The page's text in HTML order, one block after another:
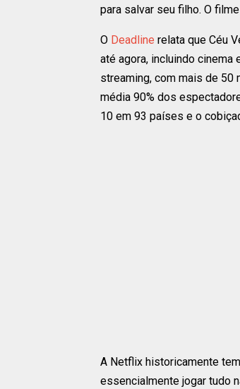
para salvar seu filho. O
O Deadline relata que Céu
até agora, incluindo
streaming, com mais de 50
média 90% dos
10 em 93 países e o
A Netflix historicamente
essencialmente jogar tudo